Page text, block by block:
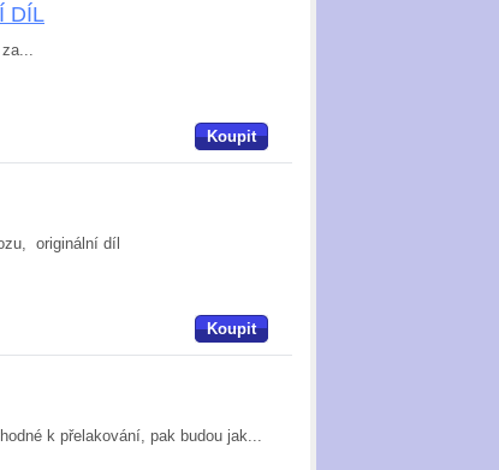
DÍL
Koupit
originální díl
Koupit
k přelakování, pak budou jak...